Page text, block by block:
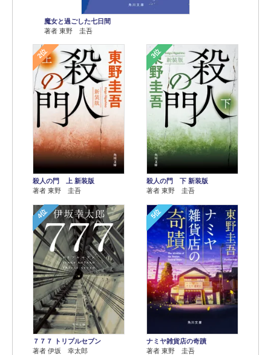
魔女と過ごした七日間
著者 東野 圭吾
2位
殺人の門 上 新装版
著者 東野 圭吾
3位
殺人の門 下 新装版
著者 東野 圭吾
4位
７７７ トリプルセブン
著者 伊坂 幸太郎
5位
ナミヤ雑貨店の奇蹟
著者 東野 圭吾